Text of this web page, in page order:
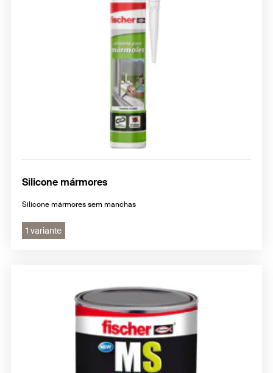
Silicone mármores
Silicone mármores sem manchas
1 variante